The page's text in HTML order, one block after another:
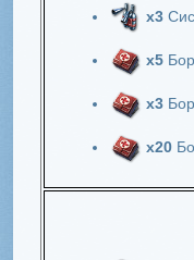
х3
х5
х3
х20